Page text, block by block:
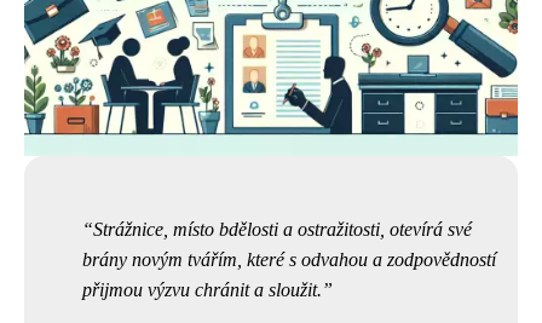
Strážnice, místo bdělosti a ostražitosti, otevírá své
brány novým tvářím, které s odvahou a zodpovědností
přijmou výzvu chránit a sloužit.